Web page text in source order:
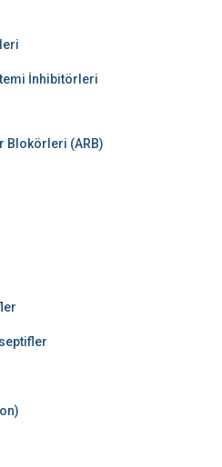
İnhibitörleri
Blokörleri (ARB)